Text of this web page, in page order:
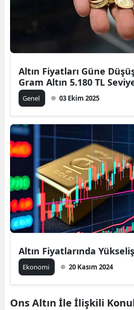
Altın Fiyatları Güne
Gram Altın 5.180 TL
Genel 03 Ekim 2025
Altın Fiyatlarında
Ekonomi 20 Kasım 2024
Ons Altın İle İlişkili